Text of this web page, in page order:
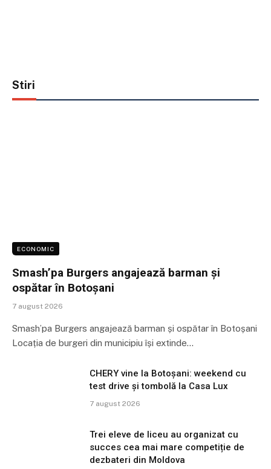
Stiri
ECONOMIC
Smash’pa Burgers angajează barman și
ospătar în Botoșani
7 august 2026
Smash’pa Burgers angajează barman și ospătar în Botoșani
Locația de burgeri din municipiu își extinde…
CHERY vine la Botoșani: weekend cu
test drive și tombolă la Casa Lux
7 august 2026
Trei eleve de liceu au organizat cu
succes cea mai mare competiție de
dezbateri din Moldova